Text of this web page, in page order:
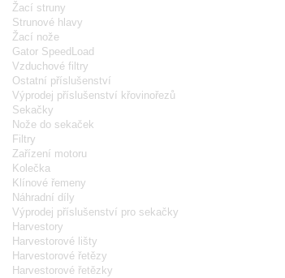
Žací struny
Strunové hlavy
Žací nože
Gator SpeedLoad
Vzduchové filtry
Ostatní příslušenství
Výprodej příslušenství křovinořezů
Sekačky
Nože do sekaček
Filtry
Zařízení motoru
Kolečka
Klínové řemeny
Náhradní díly
Výprodej příslušenství pro sekačky
Harvestory
Harvestorové lišty
Harvestorové řetězy
Harvestorové řetězky